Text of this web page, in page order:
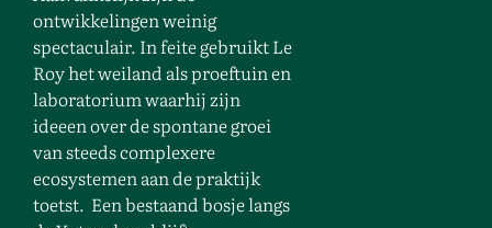
ontwikkelingen weinig
spectaculair. In feite gebruikt Le
Roy het weiland als proeftuin en
laboratorium waarhij zijn
ideeen over de spontane groei
van steeds complexere
ecosystemen aan de praktijk
toetst. Een bestaand bosje langs